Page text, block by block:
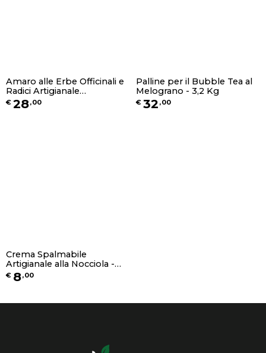
Amaro alle Erbe Officinali e
Radici Artigianale
"Orobicum" - 70cl
€ 28,00
Palline per il Bubble Tea al
Melograno - 3,2 Kg
€ 32 ,00
Crema Spalmabile
Artigianale alla Nocciola -
Senza Glutine - 250g
€ 8,00